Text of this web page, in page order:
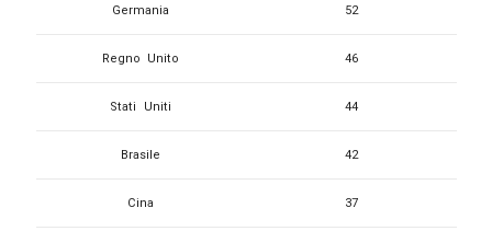
Germania 52
Regno Unito 46
Stati Uniti 44
Brasile 42
Cina 37